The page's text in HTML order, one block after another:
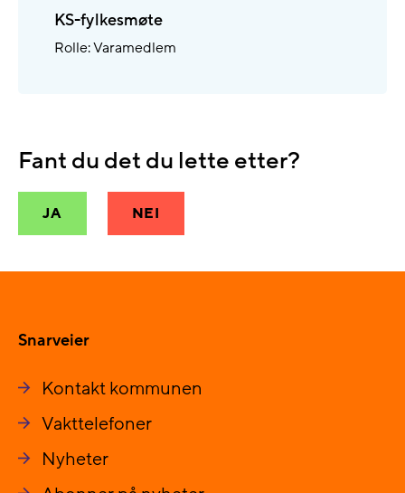
KS-fylkesmøte
Rolle: Varamedlem
Fant du det du lette etter?
JA NEI
Snarveier
Kontakt kommunen
Vakttelefoner
Nyheter